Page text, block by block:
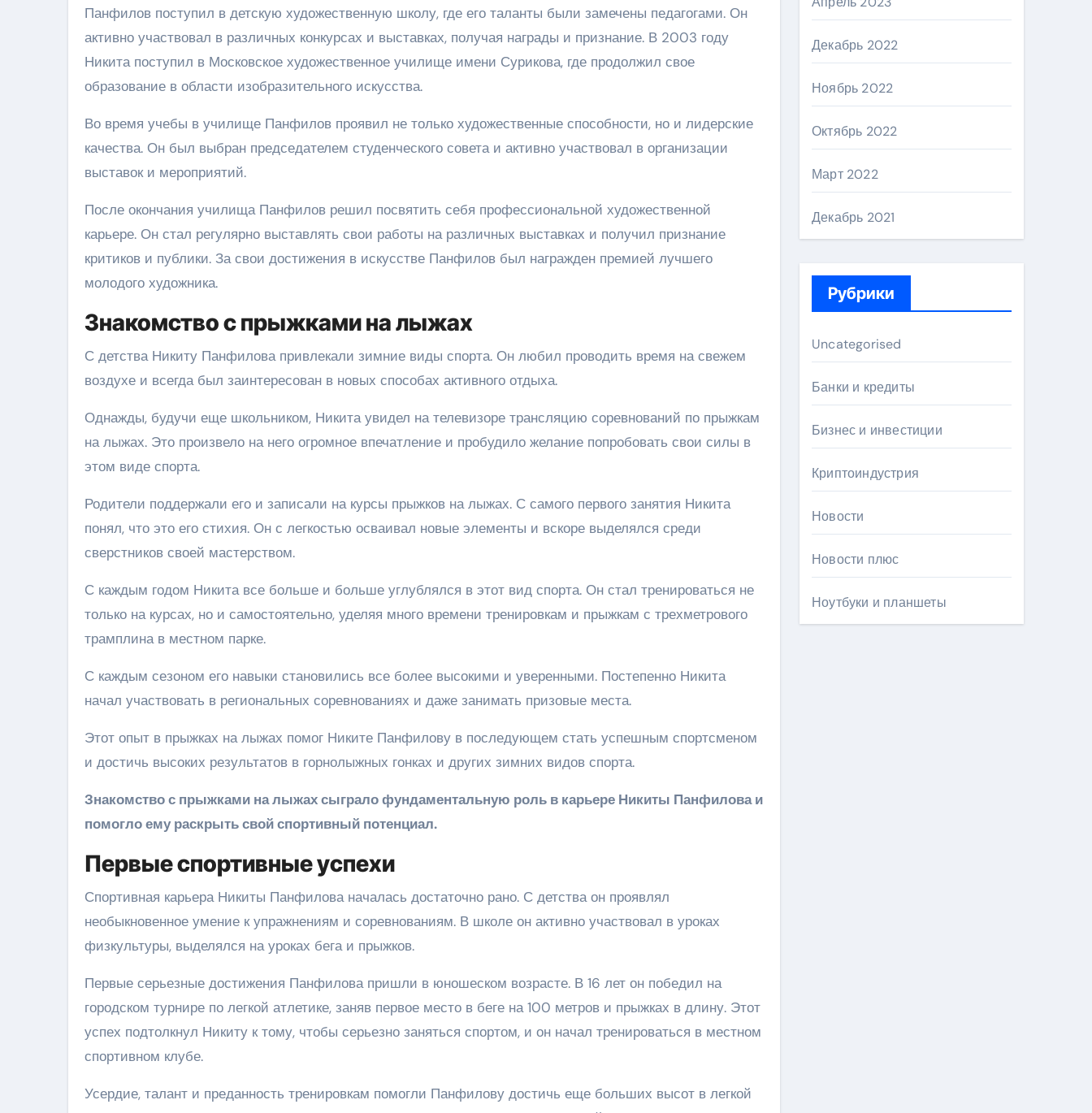
Панфилов поступил в детскую художественную школу, где его таланты были замечены педагогами. Он
активно участвовал в различных конкурсах и выставках, получая награды и признание. В 2003 году
Никита поступил в Московское художественное училище имени Сурикова, где продолжил свое
образование в области изобразительного искусства.
Во время учебы в училище Панфилов проявил не только художественные способности, но и лидерские
качества. Он был выбран председателем студенческого совета и активно участвовал в организации
выставок и мероприятий.
После окончания училища Панфилов решил посвятить себя профессиональной художественной
карьере. Он стал регулярно выставлять свои работы на различных выставках и получил признание
критиков и публики. За свои достижения в искусстве Панфилов был награжден премией лучшего
молодого художника.
Знакомство с прыжками на лыжах
С детства Никиту Панфилова привлекали зимние виды спорта. Он любил проводить время на свежем
воздухе и всегда был заинтересован в новых способах активного отдыха.
Однажды, будучи еще школьником, Никита увидел на телевизоре трансляцию соревнований по прыжкам
на лыжах. Это произвело на него огромное впечатление и пробудило желание попробовать свои силы в
этом виде спорта.
Родители поддержали его и записали на курсы прыжков на лыжах. С самого первого занятия Никита
понял, что это его стихия. Он с легкостью осваивал новые элементы и вскоре выделялся среди
сверстников своей мастерством.
С каждым годом Никита все больше и больше углублялся в этот вид спорта. Он стал тренироваться не
только на курсах, но и самостоятельно, уделяя много времени тренировкам и прыжкам с трехметрового
трамплина в местном парке.
С каждым сезоном его навыки становились все более высокими и уверенными. Постепенно Никита
начал участвовать в региональных соревнованиях и даже занимать призовые места.
Этот опыт в прыжках на лыжах помог Никите Панфилову в последующем стать успешным спортсменом
и достичь высоких результатов в горнолыжных гонках и других зимних видов спорта.
Знакомство с прыжками на лыжах сыграло фундаментальную роль в карьере Никиты Панфилова и
помогло ему раскрыть свой спортивный потенциал.
Первые спортивные успехи
Спортивная карьера Никиты Панфилова началась достаточно рано. С детства он проявлял
необыкновенное умение к упражнениям и соревнованиям. В школе он активно участвовал в уроках
физкультуры, выделялся на уроках бега и прыжков.
Первые серьезные достижения Панфилова пришли в юношеском возрасте. В 16 лет он победил на
городском турнире по легкой атлетике, заняв первое место в беге на 100 метров и прыжках в длину. Этот
успех подтолкнул Никиту к тому, чтобы серьезно заняться спортом, и он начал тренироваться в местном
спортивном клубе.
Усердие, талант и преданность тренировкам помогли Панфилову достичь еще больших высот в легкой
Декабрь 2022
Ноябрь 2022
Октябрь 2022
Март 2022
Декабрь 2021
Рубрики
Uncategorised
Банки и кредиты
Бизнес и инвестиции
Криптоиндустрия
Новости
Новости плюс
Ноутбуки и планшеты